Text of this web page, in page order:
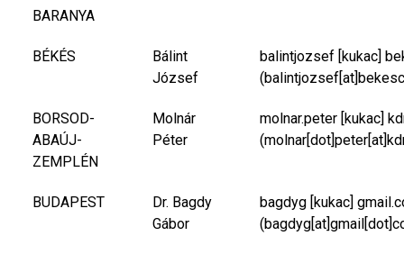
BARANYA
BÉKÉS
Bálint
József
balintjozsef [kukac]
BORSOD-
ABAÚJ-
ZEMPLÉN
Molnár
Péter
molnar.peter [kukac]
BUDAPEST
Dr. Bagdy
Gábor
bagdyg [kukac]